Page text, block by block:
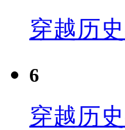
穿越历
6
穿越历